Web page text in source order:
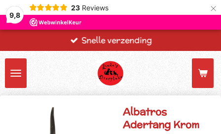
9,8
23 Reviews ×
Snelle verzending
Albatros
Adertang Krom